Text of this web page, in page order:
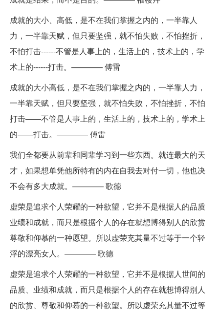
成就的大小、高低，是不在我们掌握之内的，一半靠人
力，一半靠天赋，但只要坚强，就不怕失败，不怕挫折，
不怕打击------不管是人事上的，生活上的，技术上的，学
术上的------打击。———— 傅雷
成就的大小高低，是不在我们掌握之内的，一半靠人力，
一半靠天赋，但只要坚强，就不怕失败，不怕挫折，不怕
打击——不管是人事上的，生活上的，技术上的，学术上
的——打击。———— 傅雷
我们全都要从前辈和同辈学习到一些东西。就连最大的天
才，如果想单凭他所特有的内在自我去对付一切，他也决
不会有多大成就。———— 歌德
虚荣是追求个人荣耀的一种欲望，它并不是根据人的品质
业绩和成就，而只是根据个人的存在就想博得别人的欣赏
尊敬和仰慕的一种愿望。所以虚荣充其量不过等于一个轻
浮的漂亮女人。———— 歌德
虚荣是追求个人荣耀的一种欲望，它并不是根据人世间的
品质、业绩和成就，而只是根据个人的存在就想博得别人
的欣赏、尊敬和仰慕的一种欲望。所以虚荣充其量不过等